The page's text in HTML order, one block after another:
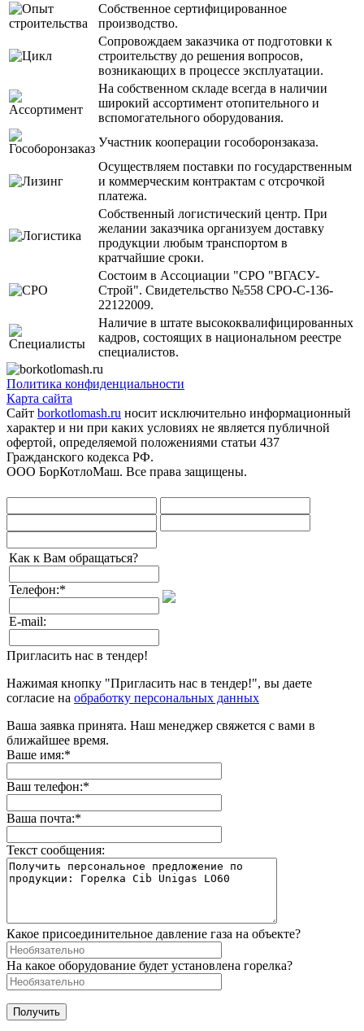
Собственное сертифицированное
производство.
Сопровождаем заказчика от подготовки к
строительству до решения вопросов,
возникающих в процессе эксплуатации.
На собственном складе всегда в наличии
широкий ассортимент отопительного и
вспомогательного оборудования.
Участник кооперации гособоронзаказа.
Осуществляем поставки по государственным
и коммерческим контрактам с отсрочкой
платежа.
Собственный логистический центр. При
желании заказчика организуем доставку
продукции любым транспортом в
кратчайшие сроки.
Состоим в Ассоциации "СРО "ВГАСУ-
Строй". Свидетельство №558 СРО-С-136-
22122009.
Наличие в штате высококвалифицированных
кадров, состоящих в национальном реестре
специалистов.
Политика конфиденциальности
Карта сайта
Сайт borkotlomash.ru носит исключительно информационный
характер и ни при каких условиях не является публичной
офертой, определяемой положениями статьи 437
Гражданского кодекса РФ.
ООО БорКотлоМаш. Все права защищены.
Как к Вам обращаться?
Телефон:*
E-mail:
Пригласить нас в тендер!
Нажимая кнопку "Пригласить нас в тендер!", вы даете
согласие на обработку персональных данных
Ваша заявка принята. Наш менеджер свяжется с вами в
ближайшее время.
Ваше имя:*
Ваш телефон:*
Ваша почта:*
Текст сообщения:
Какое присоединительное давление газа на объекте?
На какое оборудование будет установлена горелка?